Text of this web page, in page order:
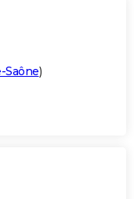
Saône)